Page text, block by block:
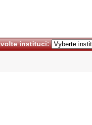
instituci: